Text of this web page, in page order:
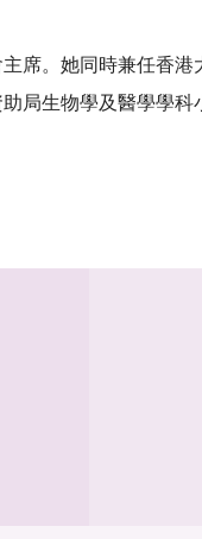
席。她同時兼任香
局生物學及醫學學